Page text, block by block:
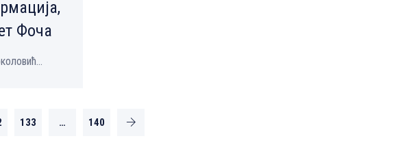
Фоча
133 … 140